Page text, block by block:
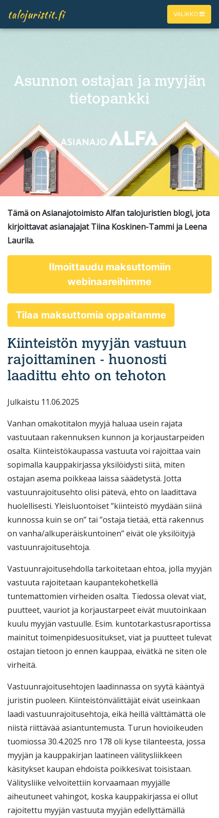
talojuristit.fi VALIKKO
Asunnon ostajan ja myyjän
tietopankki
Tämä on Asianajotoimisto Alfan talojuristien blogi, jota
kirjoittavat asianajajat Tiina Koskinen-Tammi ja Leena
Laurila.
Ilmoittaudu maksuttomiin
webinaareihimme
Tilaa maksuttomia oppaitamme
Kiinteistön myyjän vastuun
rajoittaminen - huonosti
laadittu ehto on tehoton
Julkaistu 11.06.2025
Vanhan omakotitalon myyjä haluaa usein rajata
vastuutaan rakennuksen kunnon ja korjaustarpeiden
osalta. Kiinteistökaupassa vastuuta voi rajoittaa vain
sopimalla kauppakirjassa yksilöidysti siitä, miten
ostajan asema poikkeaa laissa säädetystä. Jotta
vastuunrajoitusehto olisi pätevä, ehto on laadittava
huolellisesti. Yleisluontoiset ”kiinteistö myydään siinä
kunnossa kuin se on” tai ”ostaja tietää, että rakennus
on vanha/alkuperäiskuntoinen” eivät ole yksilöityjä
vastuunrajoitusehtoja.
Vastuunrajoitusehdolla tarkoitetaan ehtoa, jolla myyjän
vastuuta rajoitetaan kaupantekohetkellä
tuntemattomien virheiden osalta. Tiedossa olevat viat,
puutteet, vauriot ja korjaustarpeet eivät muutoinkaan
kuulu myyjän vastuulle. Esim. kuntotarkastusraportissa
mainitut toimenpidesuositukset, viat ja puutteet tulevat
ostajan tietoon jo ennen kauppaa, eivätkä ne siten ole
virheitä.
Vastuunrajoitusehtojen laadinnassa on syytä kääntyä
juristin puoleen. Kiinteistönvälittäjät eivät useinkaan
laadi vastuunrajoitusehtoja, eikä heillä välttämättä ole
niistä riittävää asiantuntemusta. Turun hovioikeuden
tuomiossa 30.4.2025 nro 178 oli kyse tilanteesta, jossa
myyjän ja kauppakirjan laatineen välitysliikkeen
käsitykset kaupan ehdoista poikkesivat toisistaan.
Välitysliike velvoitettiin korvaamaan myyjälle
aiheutuneet vahingot, koska kauppakirjassa ei ollut
rajoitettu myyjän vastuuta myyjän edellyttämällä